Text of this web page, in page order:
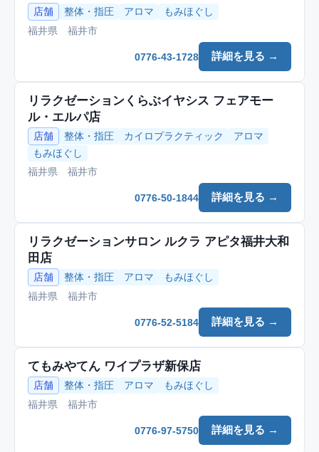
店舗 整体・指圧 アロマ
もみほぐし
福井県 福井市
詳細を見る →
0776-43-1728
リラクゼーションくらぶイヤシス フェアモー
ル・エルパ店
店舗 整体・指圧 カイロプラクティック
アロマ
もみほぐし
福井県 福井市
詳細を見る →
0776-50-1844
リラクゼーションサロン ルクラ アピタ福井大和
田店
店舗 整体・指圧 アロマ
もみほぐし
福井県 福井市
詳細を見る →
0776-52-5184
てもみやてん ワイプラザ新保店
店舗 整体・指圧 アロマ
もみほぐし
福井県 福井市
詳細を見る →
0776-97-5750